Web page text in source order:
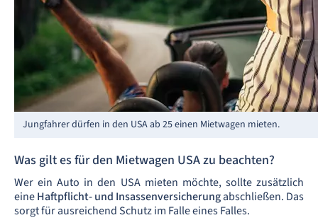
Jungfahrer dürfen in den USA ab 25 einen Mietwagen mieten.
Was gilt es für den Mietwagen USA zu beachten?
Wer ein Auto in den USA mieten möchte, sollte zusätzlich
eineHaftpflicht- und Insassenversicherungabschließen. Das
sorgt für ausreichend Schutz im Falle eines Falles.